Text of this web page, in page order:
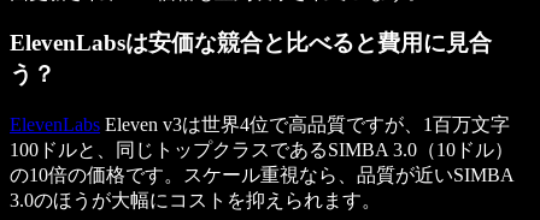
ElevenLabsは安価な競合と比べると費用に見合
う？
ElevenLabs Eleven v3は世界4位で高品質ですが、1百万文字
100ドルと、同じトップクラスであるSIMBA 3.0（10ドル）
の10倍の価格です。スケール重視なら、品質が近いSIMBA
3.0のほうが大幅にコストを抑えられます。